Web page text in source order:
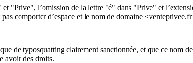
et "Prive", l’omission de la lettre "é" dans "Prive" et
comporter d’espace et le nom de domaine
de typosquatting clairement sanctionnée, et que ce nom
avoir des droits.